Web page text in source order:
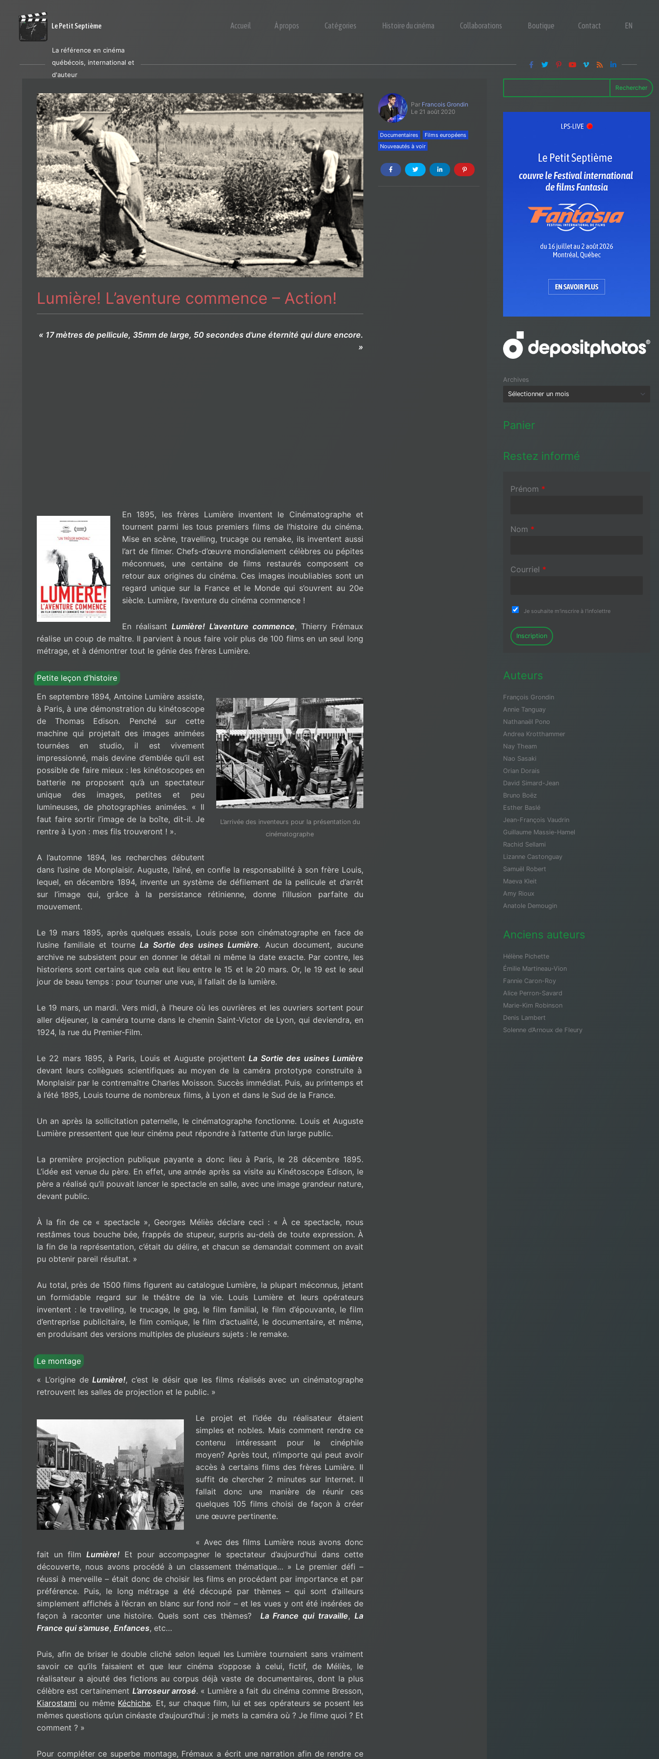
Le Petit Septième Accueil À propos Catégories Histoire du cinéma Collaborations Boutique Contact EN
La référence en cinéma
québécois, international et
d'auteur
Lumière! L’aventure commence – Action!
« 17 mètres de pellicule, 35mm de large, 50 secondes d’une éternité qui dure encore.
»
En 1895, les frères Lumière inventent le Cinématographe et
tournent parmi les tous premiers films de l’histoire du cinéma.
Mise en scène, travelling, trucage ou remake, ils inventent aussi
l’art de filmer. Chefs-d’œuvre mondialement célèbres ou pépites
méconnues, une centaine de films restaurés composent ce
retour aux origines du cinéma. Ces images inoubliables sont un
regard unique sur la France et le Monde qui s’ouvrent au 20e
siècle. Lumière, l’aventure du cinéma commence !
En réalisantLumière! L’aventure commence, Thierry Frémaux
réalise un coup de maître. Il parvient à nous faire voir plus de 100 films en un seul long
métrage, et à démontrer tout le génie des frères Lumière.
Petite leçon d’histoire
L’arrivée des inventeurs pour la présentation du
cinématographe
En septembre 1894, Antoine Lumière assiste,
à Paris, à une démonstration du kinétoscope
de Thomas Edison. Penché sur cette
machine qui projetait des images animées
tournées en studio, il est vivement
impressionné, mais devine d’emblée qu’il est
possible de faire mieux : les kinétoscopes en
batterie ne proposent qu’à un spectateur
unique des images, petites et peu
lumineuses, de photographies animées. « Il
faut faire sortir l’image de la boîte, dit-il. Je
rentre à Lyon : mes fils trouveront ! ».
A l’automne 1894, les recherches débutent
dans l’usine de Monplaisir. Auguste, l’aîné, en confie la responsabilité à son frère Louis,
lequel, en décembre 1894, invente un système de défilement de la pellicule et d’arrêt
sur l’image qui, grâce à la persistance rétinienne, donne l’illusion parfaite du
mouvement.
Le 19 mars 1895, après quelques essais, Louis pose son cinématographe en face de
l’usine familiale et tourneLa Sortie des usines Lumière. Aucun document, aucune
archive ne subsistent pour en donner le détail ni même la date exacte. Par contre, les
historiens sont certains que cela eut lieu entre le 15 et le 20 mars. Or, le 19 est le seul
jour de beau temps : pour tourner une vue, il fallait de la lumière.
Le 19 mars, un mardi. Vers midi, à l’heure où les ouvrières et les ouvriers sortent pour
aller déjeuner, la caméra tourne dans le chemin Saint-Victor de Lyon, qui deviendra, en
1924, la rue du Premier-Film.
Le 22 mars 1895, à Paris, Louis et Auguste projettentLa Sortie des usines Lumière
devant leurs collègues scientifiques au moyen de la caméra prototype construite à
Monplaisir par le contremaître Charles Moisson. Succès immédiat. Puis, au printemps et
à l’été 1895, Louis tourne de nombreux films, à Lyon et dans le Sud de la France.
Un an après la sollicitation paternelle, le cinématographe fonctionne. Louis et Auguste
Lumière pressentent que leur cinéma peut répondre à l’attente d’un large public.
La première projection publique payante a donc lieu à Paris, le 28 décembre 1895.
L’idée est venue du père. En effet, une année après sa visite au Kinétoscope Edison, le
père a réalisé qu’il pouvait lancer le spectacle en salle, avec une image grandeur nature,
devant public.
À la fin de ce « spectacle », Georges Méliès déclare ceci : « À ce spectacle, nous
restâmes tous bouche bée, frappés de stupeur, surpris au-delà de toute expression. À
la fin de la représentation, c’était du délire, et chacun se demandait comment on avait
pu obtenir pareil résultat. »
Au total, près de 1500 films figurent au catalogue Lumière, la plupart méconnus, jetant
un formidable regard sur le théâtre de la vie. Louis Lumière et leurs opérateurs
inventent : le travelling, le trucage, le gag, le film familial, le film d’épouvante, le film
d’entreprise publicitaire, le film comique, le film d’actualité, le documentaire, et même,
en produisant des versions multiples de plusieurs sujets : le remake.
Le montage
« L’origine deLumière!, c’est le désir que les films réalisés avec un cinématographe
retrouvent les salles de projection et le public. »
Le projet et l’idée du réalisateur étaient
simples et nobles. Mais comment rendre ce
contenu intéressant pour le cinéphile
moyen? Après tout, n’importe qui peut avoir
accès à certains films des frères Lumière. Il
suffit de chercher 2 minutes sur Internet. Il
fallait donc une manière de réunir ces
quelques 105 films choisi de façon à créer
une œuvre pertinente.
« Avec des films Lumière nous avons donc
fait un film Lumière! Et pour accompagner le spectateur d’aujourd’hui dans cette
découverte, nous avons procédé à un classement thématique… » Le premier défi –
réussi à merveille – était donc de choisir les films en procédant par importance et par
préférence. Puis, le long métrage a été découpé par thèmes – qui sont d’ailleurs
simplement affichés à l’écran en blanc sur fond noir – et les vues y ont été insérées de
façon à raconter une histoire. Quels sont ces thèmes? La France qui travaille,La
France qui s’amuse, Enfances, etc…
Puis, afin de briser le double cliché selon lequel les Lumière tournaient sans vraiment
savoir ce qu’ils faisaient et que leur cinéma s’oppose à celui, fictif, de Méliès, le
réalisateur a ajouté des fictions au corpus déjà vaste de documentaires, dont la plus
célèbre est certainement L’arroseur arrosé. « Lumière a fait du cinéma comme Bresson,
Kiarostami ou même Kéchiche. Et, sur chaque film, lui et ses opérateurs se posent les
mêmes questions qu’un cinéaste d’aujourd’hui : je mets la caméra où ? Je filme quoi ? Et
comment ? »
Pour compléter ce superbe montage, Frémaux a écrit une narration afin de rendre ce
Par Francois Grondin
Le 21 août 2020
Documentaires
Films européens
Nouveautés à voir
Rechercher
Archives
Panier
Restez informé
Prénom *
Nom *
Courriel *
Je souhaite m'inscrire à l'infolettre
Inscription
Auteurs
François Grondin
Annie Tanguay
Nathanaël Pono
Andrea Krotthammer
Nay Theam
Nao Sasaki
Orian Dorais
David Simard-Jean
Bruno Boëz
Esther Baslé
Jean-François Vaudrin
Guillaume Massie-Hamel
Rachid Sellami
Lizanne Castonguay
Samuël Robert
Maeva Kleit
Amy Rioux
Anatole Demougin
Anciens auteurs
Hélène Pichette
Émilie Martineau-Vion
Fannie Caron-Roy
Alice Perron-Savard
Marie-Kim Robinson
Denis Lambert
Solenne d’Arnoux de Fleury